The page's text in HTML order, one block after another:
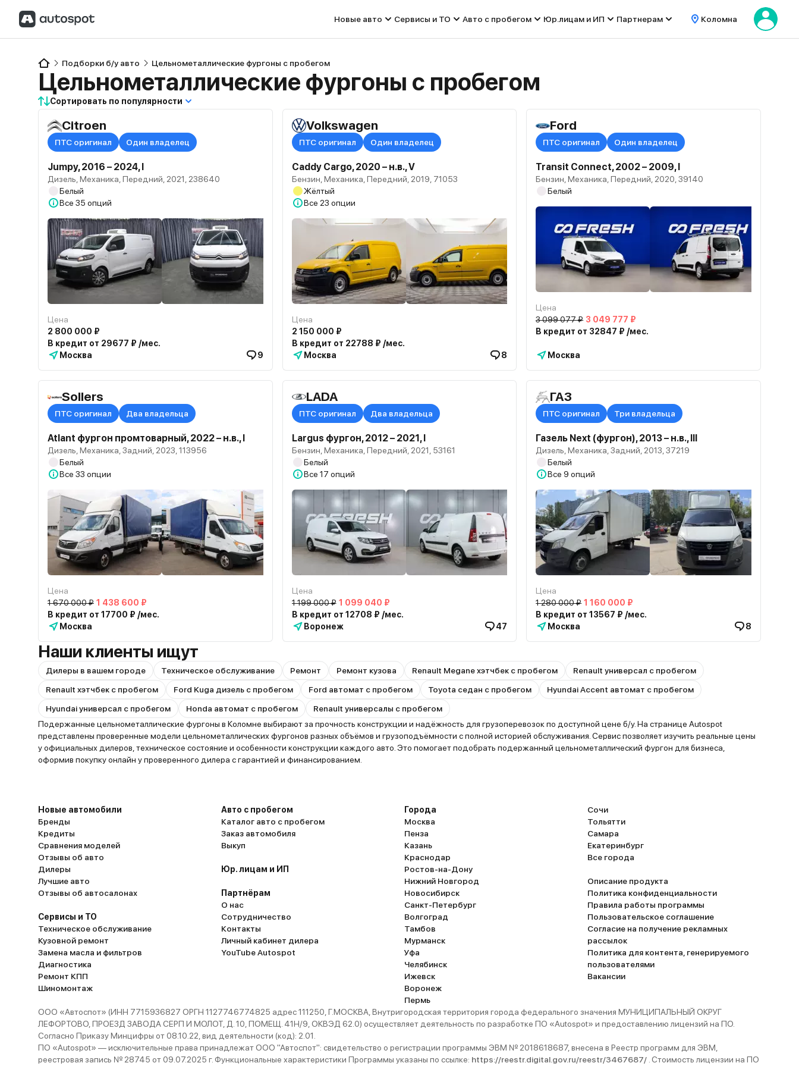
Новые авто Сервисы и ТО Авто с пробегом Юр.лицам и ИП Партнерам Коломна
Подборки б/у авто Цельнометаллические фургоны с пробегом
Цельнометаллические фургоны с пробегом
Сортировать по популярности
Citroen
ПТС оригинал Один владелец
Jumpy, 2016 – 2024, I
Дизель, Механика, Передний, 2021, 238640
Белый
Все 35 опций
Цена
2 800 000 ₽
В кредит от 29677 ₽ /мес.
Москва
9
Volkswagen
ПТС оригинал Один владелец
Caddy Cargo, 2020 – н.в., V
Бензин, Механика, Передний, 2019, 71053
Жёлтый
Все 23 опции
Цена
2 150 000 ₽
В кредит от 22788 ₽ /мес.
Москва
8
Ford
ПТС оригинал Один владелец
Transit Connect, 2002 – 2009, I
Бензин, Механика, Передний, 2020, 39140
Белый
Цена
3 099 077 ₽ 3 049 777 ₽
В кредит от 32847 ₽ /мес.
Москва
Sollers
ПТС оригинал Два владельца
Atlant фургон промтоварный, 2022 – н.в., I
Дизель, Механика, Задний, 2023, 113956
Белый
Все 33 опции
Цена
1 670 000 ₽ 1 438 600 ₽
В кредит от 17700 ₽ /мес.
Москва
LADA
ПТС оригинал Два владельца
Largus фургон, 2012 – 2021, I
Бензин, Механика, Передний, 2021, 53161
Белый
Все 17 опций
Цена
1 199 000 ₽ 1 099 040 ₽
В кредит от 12708 ₽ /мес.
Воронеж
47
ГАЗ
ПТС оригинал Три владельца
Газель Next (фургон), 2013 – н.в., III
Дизель, Механика, Задний, 2013, 37219
Белый
Все9 опций
Цена
1 280 000 ₽ 1 160 000 ₽
В кредит от 13567 ₽ /мес.
Москва
8
Наши клиенты ищут
Дилеры в вашем городе Техническое обслуживание Ремонт Ремонт кузова Renault Megane хэтчбек с пробегом
Renault универсал с пробегом
Renault хэтчбек с пробегом
Ford Kuga дизель с пробегом Ford автомат с пробегом Toyota седан с пробегом
Hyundai Accent автомат с пробегом
Hyundai универсал с пробегом
Honda автомат с пробегом
Renault универсалы с пробегом
Подержанные цельнометаллические фургоны в Коломне выбирают за прочность конструкции и надёжность для грузоперевозок по доступной цене б/у. На странице Autospot
представлены проверенные модели цельнометаллических фургонов разных объёмов и грузоподъёмности с полной историей обслуживания. Сервис позволяет изучить реальные цены
у официальных дилеров, техническое состояние и особенности конструкции каждого авто. Это помогает подобрать подержанный цельнометаллический фургон для бизнеса,
оформив покупку онлайн у проверенного дилера с гарантией и финансированием.
Новые автомобили
Бренды
Кредиты
Сравнения моделей
Отзывы об авто
Дилеры
Лучшие авто
Отзывы об автосалонах
Сервисы и ТО
Техническое обслуживание
Кузовной ремонт
Замена масла и фильтров
Диагностика
Ремонт КПП
Шиномонтаж
Авто с пробегом
Каталог авто с пробегом
Заказ автомобиля
Выкуп
Юр. лицам и ИП
Партнёрам
О нас
Сотрудничество
Контакты
Личный кабинет дилера
YouTube Autospot
Города
Москва
Пенза
Казань
Краснодар
Ростов-на-Дону
Нижний Новгород
Новосибирск
Санкт-Петербург
Волгоград
Тамбов
Мурманск
Уфа
Челябинск
Ижевск
Воронеж
Пермь
Сочи
Тольятти
Самара
Екатеринбург
Все города
Описание продукта
Политика конфиденциальности
Правила работы программы
Пользовательское соглашение
Согласие на получение рекламных
рассылок
Политика для контента, генерируемого
пользователями
Вакансии
ООО «Автоспот» (ИНН 7715936827 ОРГН 1127746774825 адрес 111250, Г.МОСКВА, Внутригородская территория города федерального значения МУНИЦИПАЛЬНЫЙ ОКРУГ
ЛЕФОРТОВО, ПРОЕЗД ЗАВОДА СЕРП И МОЛОТ, Д. 10, ПОМЕЩ. 41Н/9, ОКВЭД 62.0) осуществляет деятельность по разработке ПО «Autospot» и предоставлению лицензий на ПО.
Согласно Приказу Минцифры от 08.10.22, вид деятельности (код): 2.01.
ПО «Autospot» — исключительные права принадлежат ООО "Автоспот": свидетельство о регистрации программы ЭВМ № 2018618687, внесена в Реестр программ для ЭВМ,
реестровая запись № 28745 от 09.07.2025 г. Функциональные характеристики Программы указаны по ссылке: https://reestr.digital.gov.ru/reestr/3467687/ . Стоимость лицензии на ПО